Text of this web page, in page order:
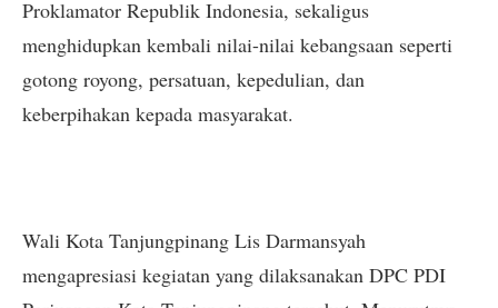
Proklamator Republik Indonesia, sekaligus
menghidupkan kembali nilai-nilai kebangsaan seperti
gotong royong, persatuan, kepedulian, dan
keberpihakan kepada masyarakat.
Wali Kota Tanjungpinang Lis Darmansyah
mengapresiasi kegiatan yang dilaksanakan DPC PDI